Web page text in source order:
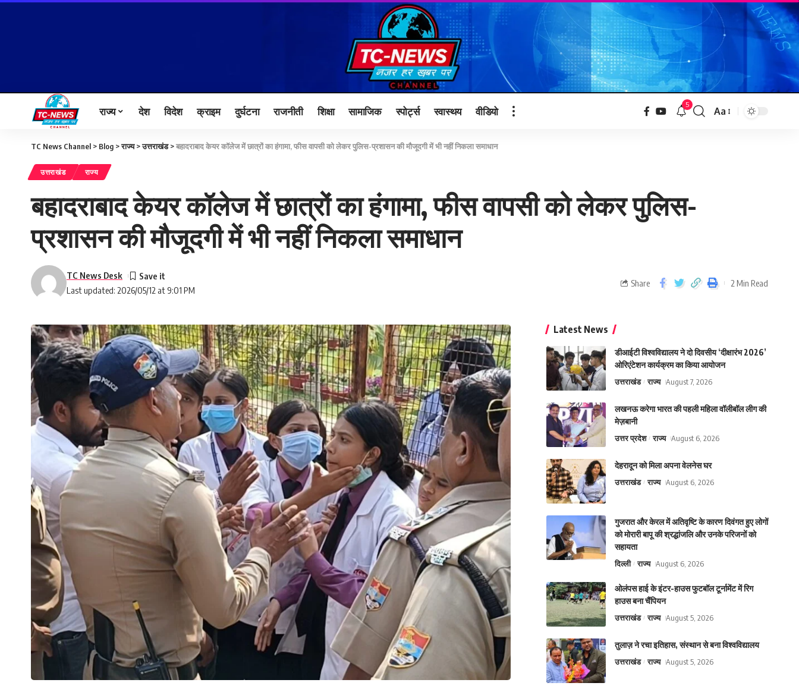
राज्य देश विदेश क्राइम दुर्घटना राजनीती शिक्षा सामाजिक स्पोर्ट्स स्वास्थय वीडियो 5
Aa
TC News Channel > Blog >राज्य>उत्तराखंड>बहादराबाद केयर कॉलेज में छात्रों का हंगामा, फीस वापसी को लेकर पुलिस-प्रशासन की मौजूदगी में भी नहीं निकला समाधान
उत्तराखंड राज्य
बहादराबाद केयर कॉलेज में छात्रों का हंगामा, फीस वापसी को लेकर पुलिस-
प्रशासन की मौजूदगी में भी नहीं निकला समाधान
Last updated: 2026/05/12 at 9:01 PM
TC News Desk
Share 2 Min Read
Latest News
डीआईटी विश्वविद्यालय ने दो दिवसीय ‘दीक्षारंभ 2026’
ओरिएंटेशन कार्यक्रम का किया आयोजन
उत्तराखंड राज्य August 7, 2026
लखनऊ करेगा भारत की पहली महिला वॉलीबॉल लीग की
मेज़बानी
उत्तर प्रदेश राज्य August 6, 2026
देहरादून को मिला अपना वेलनेस घर
उत्तराखंड राज्य August 6, 2026
गुजरात और केरल में अतिवृष्टि के कारण दिवंगत हुए लोगों
को मोरारी बापू की श्रद्धांजलि और उनके परिजनों को
सहायता
दिल्ली राज्य August 6, 2026
ओलंपस हाई के इंटर-हाउस फुटबॉल टूर्नामेंट में रिग
हाउस बना चैंपियन
उत्तराखंड राज्य August 5, 2026
तुलाज़ ने रचा इतिहास, संस्थान से बना विश्वविद्यालय
उत्तराखंड राज्य August 5, 2026